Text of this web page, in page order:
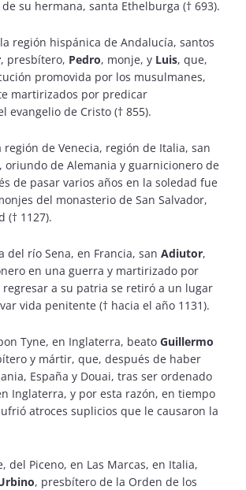
su hermana, santa Ethelburga († 693).
región hispánica de Andalucía, santos
, presbítero, Pedro, monje, y Luis, que,
promovida por los musulmanes,
martirizados por predicar
evangelio de Cristo († 855).
región de Venecia, región de Italia, san
oriundo de Alemania y guarnicionero de
de pasar varios años en la soledad fue
del monasterio de San Salvador,
(† 1127).
del río Sena, en Francia, san Adiutor,
en una guerra y martirizado por
regresar a su patria se retiró a un lugar
vida penitente († hacia el año 1131).
Tyne, en Inglaterra, beato Guillermo
y mártir, que, después de haber
España y Douai, tras ser ordenado
Inglaterra, y por esta razón, en tiempo
atroces suplicios que le causaron la
del Piceno, en Las Marcas, en Italia,
, presbítero de la Orden de los